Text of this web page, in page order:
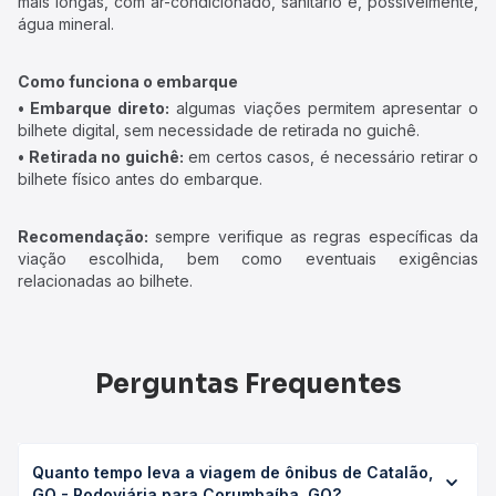
água mineral.
Como funciona o embarque
• Embarque direto: algumas viações permitem apresentar o
bilhete digital, sem necessidade de retirada no guichê.
• Retirada no guichê: em certos casos, é necessário retirar o
bilhete físico antes do embarque.
Recomendação: sempre verifique as regras específicas da
viação escolhida, bem como eventuais exigências
relacionadas ao bilhete.
Perguntas Frequentes
Quanto tempo leva a viagem de ônibus de Catalão,